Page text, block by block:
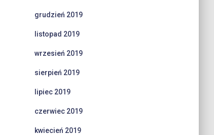
grudzień 2019
listopad 2019
wrzesień 2019
sierpień 2019
lipiec 2019
czerwiec 2019
kwiecień 2019